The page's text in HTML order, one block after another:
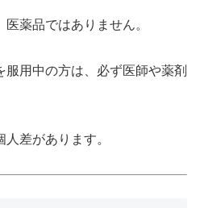
薬品ではありません。
用中の方は、必ず医師や薬剤
差があります。